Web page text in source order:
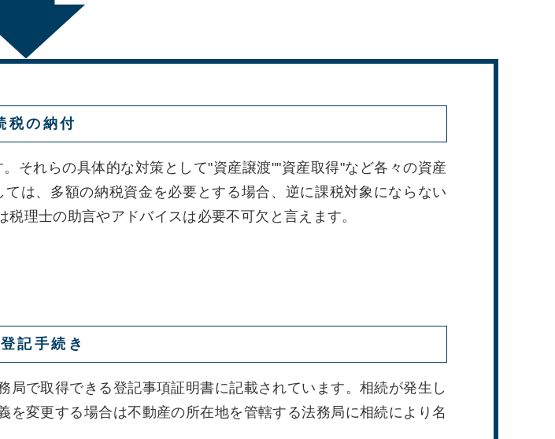
税の納付
それらの具体的な対策として"資産譲渡""資産取得"など各々の資産
は、多額の納税資金を必要とする場合、逆に課税対象にならない
理士の助言やアドバイスは必要不可欠と言えます。
記手続き
で取得できる登記事項証明書に記載されています。相続が発生し
変更する場合は不動産の所在地を管轄する法務局に相続により名